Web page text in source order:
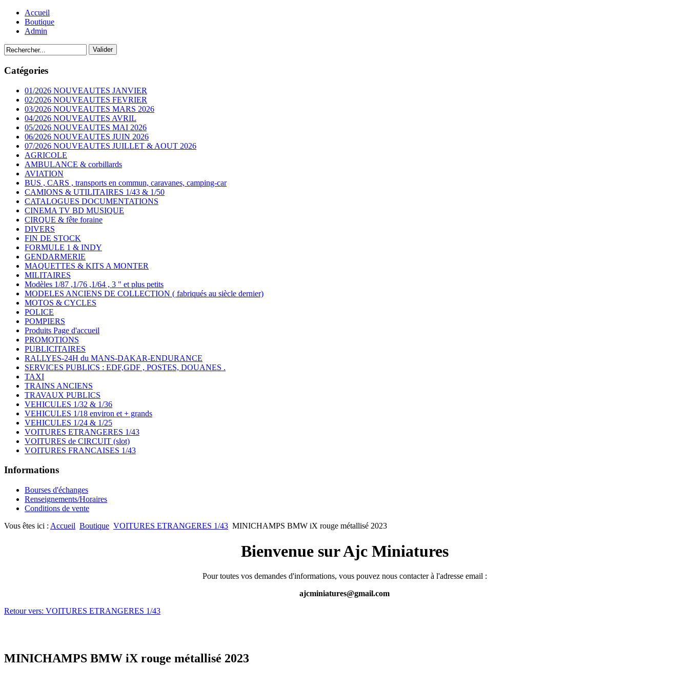
Accueil
Boutique
Admin
Catégories
01/2026 NOUVEAUTES JANVIER
02/2026 NOUVEAUTES FEVRIER
03/2026 NOUVEAUTES MARS 2026
04/2026 NOUVEAUTES AVRIL
05/2026 NOUVEAUTES MAI 2026
06/2026 NOUVEAUTES JUIN 2026
07/2026 NOUVEAUTES JUILLET & AOUT 2026
AGRICOLE
AMBULANCE & corbillards
AVIATION
BUS , CARS , transports en commun, caravanes, camping-car
CAMIONS & UTILITAIRES 1/43 & 1/50
CATALOGUES DOCUMENTATIONS
CINEMA TV BD MUSIQUE
CIRQUE & fête foraine
DIVERS
FIN DE STOCK
FORMULE 1 & INDY
GENDARMERIE
MAQUETTES & KITS A MONTER
MILITAIRES
Modèles 1/87 ,1/76 ,1/64 , 3 " et plus petits
MODELES ANCIENS DE COLLECTION ( fabriqués au siècle dernier)
MOTOS & CYCLES
POLICE
POMPIERS
Produits Page d'accueil
PROMOTIONS
PUBLICITAIRES
RALLYES-24H du MANS-DAKAR-ENDURANCE
SERVICES PUBLICS : EDF,GDF , POSTES, DOUANES .
TAXI
TRAINS ANCIENS
TRAVAUX PUBLICS
VEHICULES 1/32 & 1/36
VEHICULES 1/18 environ et + grands
VEHICULES 1/24 & 1/25
VOITURES ETRANGERES 1/43
VOITURES de CIRCUIT (slot)
VOITURES FRANCAISES 1/43
Informations
Bourses d'échanges
Renseignements/Horaires
Conditions de vente
Vous êtes ici : Accueil Boutique VOITURES ETRANGERES 1/43 MINICHAMPS BMW iX rouge métallisé 2023
Bienvenue sur Ajc Miniatures
Pour toutes vos demandes d'informations, vous pouvez nous contacter à l'adresse email :
ajcminiatures@gmail.com
Retour vers: VOITURES ETRANGERES 1/43
MINICHAMPS BMW iX rouge métallisé 2023